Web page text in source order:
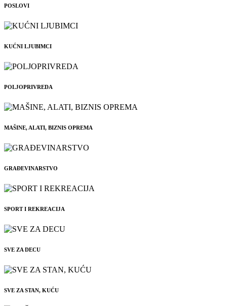
POSLOVI
KUĆNI LJUBIMCI
POLJOPRIVREDA
MAŠINE, ALATI, BIZNIS OPREMA
GRAĐEVINARSTVO
SPORT I REKREACIJA
SVE ZA DECU
SVE ZA STAN, KUĆU